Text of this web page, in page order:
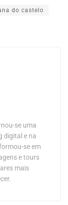
do castelo
se uma
digital e na
se em
e tours
mais